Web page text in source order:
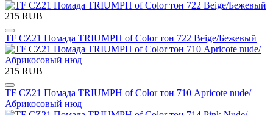
215 RUB
TF CZ21 Помада TRIUMPH of Color тон 722 Beige/Бежевый
215 RUB
TF CZ21 Помада TRIUMPH of Color тон 710 Apricote nude/
Абрикосовый нюд